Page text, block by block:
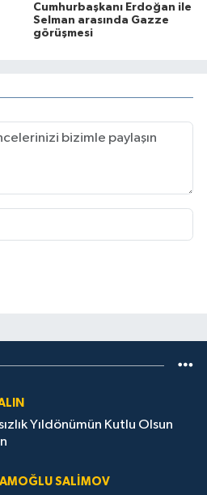
Cumhurbaşkanı Erdoğan ile
Selman arasında Gazze
görüşmesi
Yıldönümün Kutlu Olsun
SALIMOV